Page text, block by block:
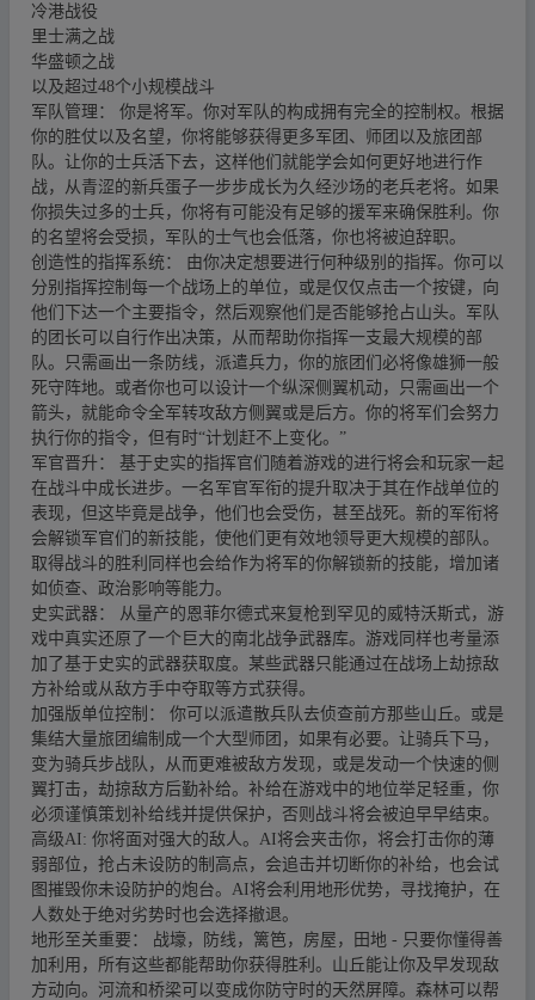
冷港战役
里士满之战
华盛顿之战
以及超过48个小规模战斗
军队管理： 你是将军。你对军队的构成拥有完全的控制权。根据
你的胜仗以及名望，你将能够获得更多军团、师团以及旅团部
队。让你的士兵活下去，这样他们就能学会如何更好地进行作
战，从青涩的新兵蛋子一步步成长为久经沙场的老兵老将。如果
你损失过多的士兵，你将有可能没有足够的援军来确保胜利。你
的名望将会受损，军队的士气也会低落，你也将被迫辞职。
创造性的指挥系统： 由你决定想要进行何种级别的指挥。你可以
分别指挥控制每一个战场上的单位，或是仅仅点击一个按键，向
他们下达一个主要指令，然后观察他们是否能够抢占山头。军队
的团长可以自行作出决策，从而帮助你指挥一支最大规模的部
队。只需画出一条防线，派遣兵力，你的旅团们必将像雄狮一般
死守阵地。或者你也可以设计一个纵深侧翼机动，只需画出一个
箭头，就能命令全军转攻敌方侧翼或是后方。你的将军们会努力
执行你的指令，但有时“计划赶不上变化。”
军官晋升： 基于史实的指挥官们随着游戏的进行将会和玩家一起
在战斗中成长进步。一名军官军衔的提升取决于其在作战单位的
表现，但这毕竟是战争，他们也会受伤，甚至战死。新的军衔将
会解锁军官们的新技能，使他们更有效地领导更大规模的部队。
取得战斗的胜利同样也会给作为将军的你解锁新的技能，增加诸
如侦查、政治影响等能力。
史实武器： 从量产的恩菲尔德式来复枪到罕见的威特沃斯式，游
戏中真实还原了一个巨大的南北战争武器库。游戏同样也考量添
加了基于史实的武器获取度。某些武器只能通过在战场上劫掠敌
方补给或从敌方手中夺取等方式获得。
加强版单位控制： 你可以派遣散兵队去侦查前方那些山丘。或是
集结大量旅团编制成一个大型师团，如果有必要。让骑兵下马，
变为骑兵步战队，从而更难被敌方发现，或是发动一个快速的侧
翼打击，劫掠敌方后勤补给。补给在游戏中的地位举足轻重，你
必须谨慎策划补给线并提供保护，否则战斗将会被迫早早结束。
高级AI: 你将面对强大的敌人。AI将会夹击你，将会打击你的薄
弱部位，抢占未设防的制高点，会追击并切断你的补给，也会试
图摧毁你未设防护的炮台。AI将会利用地形优势，寻找掩护，在
人数处于绝对劣势时也会选择撤退。
地形至关重要： 战壕，防线，篱笆，房屋，田地 - 只要你懂得善
加利用，所有这些都能帮助你获得胜利。山丘能让你及早发现敌
方动向。河流和桥梁可以变成你防守时的天然屏障。森林可以帮